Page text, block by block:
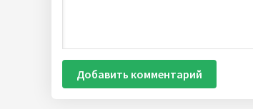
Добавить комментарий